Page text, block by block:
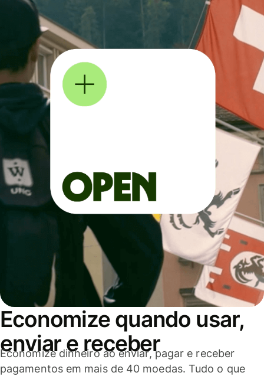
Economize quando usar,
enviar e receber
Economize dinheiro ao enviar, pagar e receber
pagamentos em mais de 40 moedas. Tudo o que